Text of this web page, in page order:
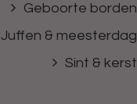
Geboorte borden
Juffen & meesterdag
Sint & kerst